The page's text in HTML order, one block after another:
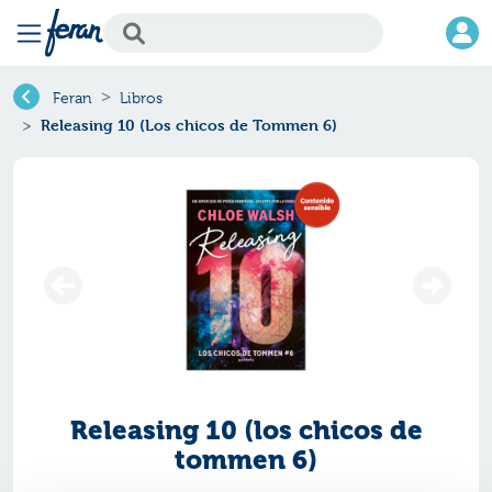
Feran Libros
Releasing 10 (Los chicos de Tommen 6)
Releasing 10 (los chicos de
tommen 6)